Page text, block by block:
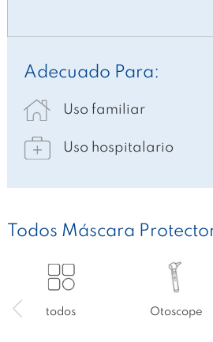
Adecuado Para:
Uso familiar
Uso hospitalario
Todos Máscara
todos Otoscope